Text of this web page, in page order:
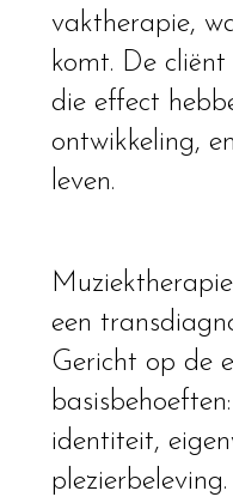
vaktherapie,
komt. De
die effect
ontwikkeling,
leven.
een
Gericht op de
identiteit,
plezierbeleving.